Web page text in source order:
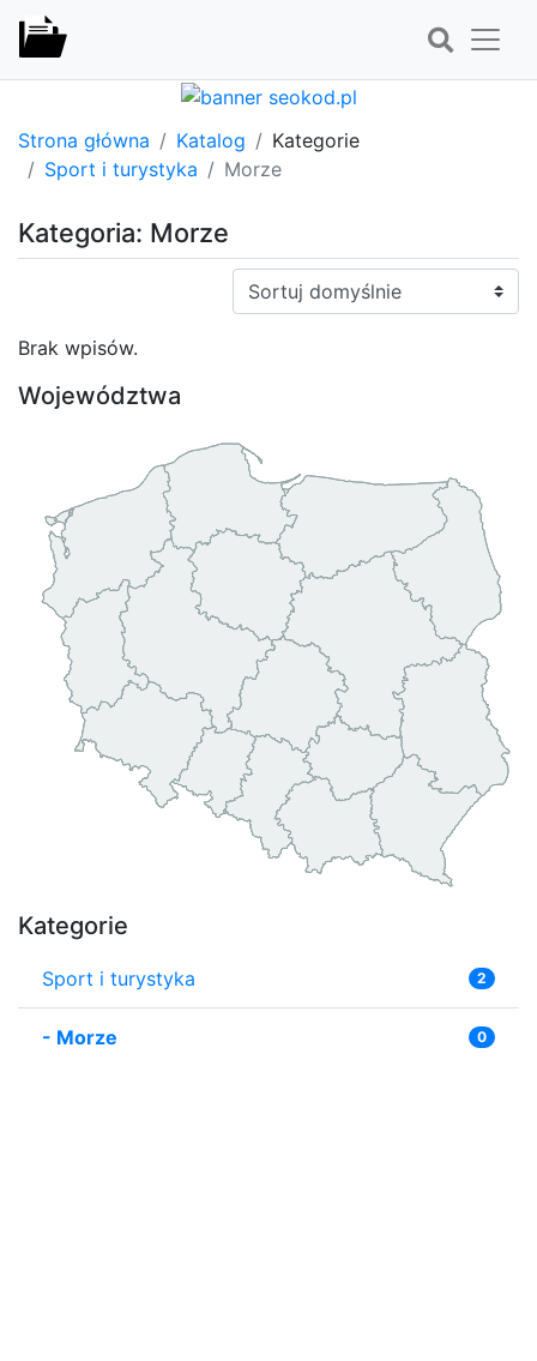
Strona główna Katalog
Kategorie
Sport i turystyka
Morze
Kategoria: Morze
Sortuj:
Brak wpisów.
Województwa
Kategorie
Sport i turystyka 2
- Morze 0